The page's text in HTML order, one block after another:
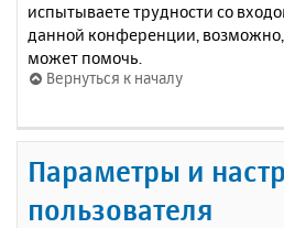
испытываете трудности со
данной конференции,
может помочь.
Вернуться к началу
Параметры и
пользователя